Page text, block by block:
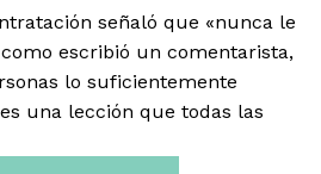
señaló que «nunca le
escribió un comentarista,
lo suficientemente
una lección que todas las